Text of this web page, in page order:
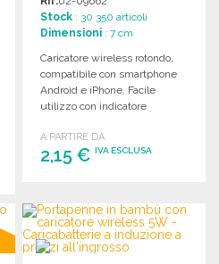
Stock : 30 350 articoli
Dimensioni : 7 cm
Caricatore wireless rotondo,
compatibile con smartphone
Android e iPhone. Facile
utilizzo con indicatore
A PARTIRE DA
2,15 €IVA ESCLUSA
Richiedi un preventivo